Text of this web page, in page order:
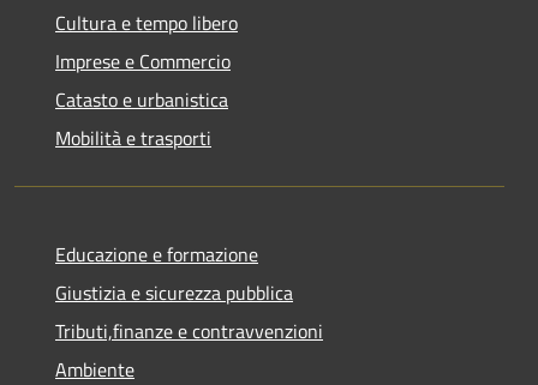
Cultura e tempo libero
Imprese e Commercio
Catasto e urbanistica
Mobilità e trasporti
Educazione e formazione
Giustizia e sicurezza pubblica
Tributi,finanze e contravvenzioni
Ambiente